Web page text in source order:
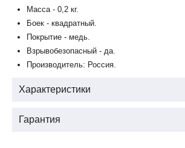
Масса - 0,2 кг.
Боек - квадратный.
Покрытие - медь.
Взрывобезопасный - да.
Производитель: Россия.
Характеристики
Гарантия